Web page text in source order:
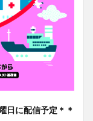
日に配信予定＊＊